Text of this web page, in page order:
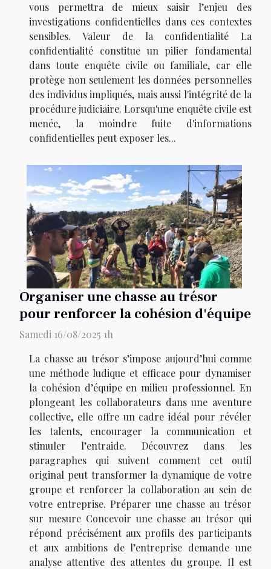
vous permettra de mieux saisir l’enjeu des
investigations confidentielles dans ces contextes
sensibles. Valeur de la confidentialité La
confidentialité constitue un pilier fondamental
dans toute enquête civile ou familiale, car elle
protège non seulement les données personnelles
des individus impliqués, mais aussi l'intégrité de la
procédure judiciaire. Lorsqu'une enquête civile est
menée, la moindre fuite d'informations
confidentielles peut exposer les...
Organiser une chasse au trésor
pour renforcer la cohésion d'équipe
Samedi 16/08/2025 1h
La chasse au trésor s’impose aujourd’hui comme
une méthode ludique et efficace pour dynamiser
la cohésion d’équipe en milieu professionnel. En
plongeant les collaborateurs dans une aventure
collective, elle offre un cadre idéal pour révéler
les talents, encourager la communication et
stimuler l’entraide. Découvrez dans les
paragraphes qui suivent comment cet outil
original peut transformer la dynamique de votre
groupe et renforcer la collaboration au sein de
votre entreprise. Préparer une chasse au trésor
sur mesure Concevoir une chasse au trésor qui
répond précisément aux profils des participants
et aux ambitions de l’entreprise demande une
analyse attentive des attentes du groupe. Il est